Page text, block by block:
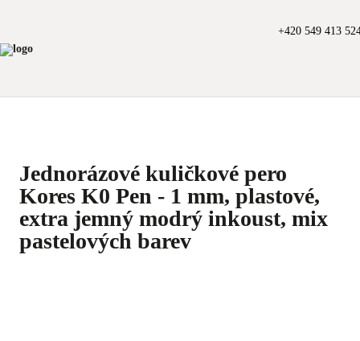
+420 549 413
Jednorázové kuličkové pero
Kores K0 Pen - 1 mm, plastové,
extra jemný modrý inkoust, mix
pastelových barev